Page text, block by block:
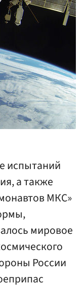
испытаний
а также
МКС»
мировое
России